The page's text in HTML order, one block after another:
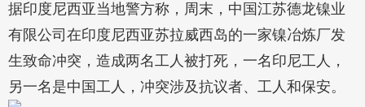
据印度尼西亚当地警方称，周末，中国江苏德龙镍业
有限公司在印度尼西亚苏拉威西岛的一家镍冶炼厂发
生致命冲突，造成两名工人被打死，一名印尼工人，
另一名是中国工人，冲突涉及抗议者、工人和保安。